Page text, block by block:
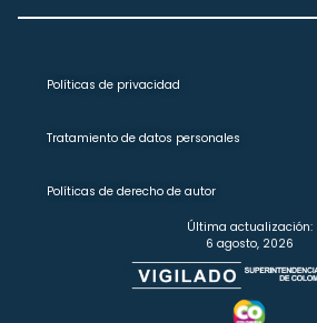
Políticas de privacidad
Tratamiento de datos personales
Políticas de derecho de autor
Última actualización:
6 agosto, 2026